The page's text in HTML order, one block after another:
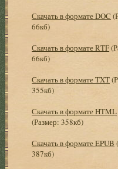
Скачать в формате DOC
66кб)
Скачать в формате RTF
66кб)
Скачать в формате TXT
355кб)
Скачать в формате HTML
(Размер: 358кб)
Скачать в формате EPUB
387кб)